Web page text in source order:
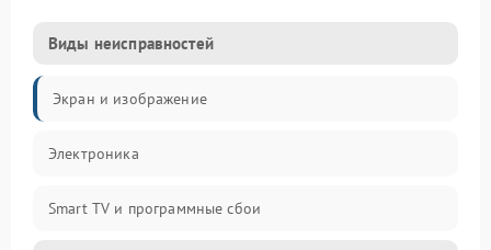
Виды неисправностей
Экран и изображение
Электроника
Smart TV и программные сбои